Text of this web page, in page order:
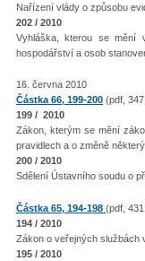
Nařízení vlády o způsobu
202 / 2010
Vyhláška, kterou se mění
hospodářství a osob
16. června 2010
Částka 66, 199-200 (pdf,
199 / 2010
Zákon, kterým se mění
pravidlech a o změně
200 / 2010
Sdělení Ústavního soudu o
Částka 65, 194-198 (pdf,
194 / 2010
Zákon o veřejných službách
195 / 2010